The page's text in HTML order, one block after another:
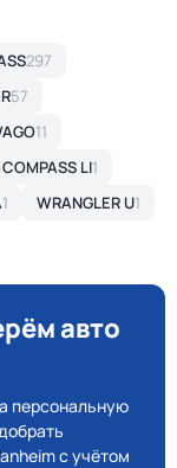
297
57
11
COMPASS LI1
1 WRANGLER U1
авто
персональную
с учётом